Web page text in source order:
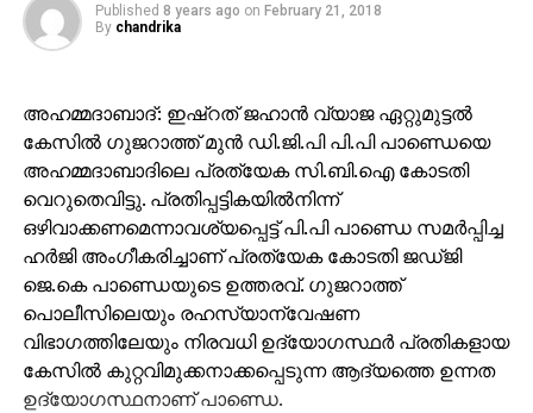
Published 8 years ago on February 21, 2018
By chandrika
അഹമ്മദാബാദ്: ഇഷ്‌റത് ജഹാന്‍ വ്യാജ ഏറ്റുമുട്ടല്‍
കേസില്‍ ഗുജറാത്ത് മുന്‍ ഡി.ജി.പി പി.പി പാണ്ഡെയെ
അഹമ്മദാബാദിലെ പ്രത്യേക സി.ബി.ഐ കോടതി
വെറുതെവിട്ടു. പ്രതിപ്പട്ടികയില്‍നിന്ന്
ഒഴിവാക്കണമെന്നാവശ്യപ്പെട്ട് പി.പി പാണ്ഡെ സമര്‍പ്പിച്ച
ഹര്‍ജി അംഗീകരിച്ചാണ് പ്രത്യേക കോടതി ജഡ്ജി
ജെ.കെ പാണ്ഡെയുടെ ഉത്തരവ്. ഗുജറാത്ത്
പൊലീസിലെയും രഹസ്യാന്വേഷണ
വിഭാഗത്തിലേയും നിരവധി ഉദ്യോഗസ്ഥര്‍ പ്രതികളായ
കേസില്‍ കുറ്റവിമുക്കനാക്കപ്പെടുന്ന ആദ്യത്തെ ഉന്നത
ഉദ്യോഗസ്ഥനാണ് പാണ്ഡെ.